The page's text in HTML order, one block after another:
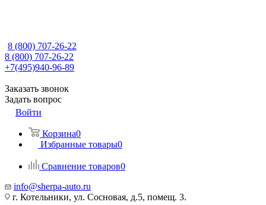
8 (800) 707-26-22
8 (800) 707-26-22
+7(495)940-96-89
Заказать звонок
Задать вопрос
Войти
Корзина0
Избранные товары0
Сравнение товаров0
info@sherpa-auto.ru
г. Котельники, ул. Сосновая, д.5, помещ. 3.